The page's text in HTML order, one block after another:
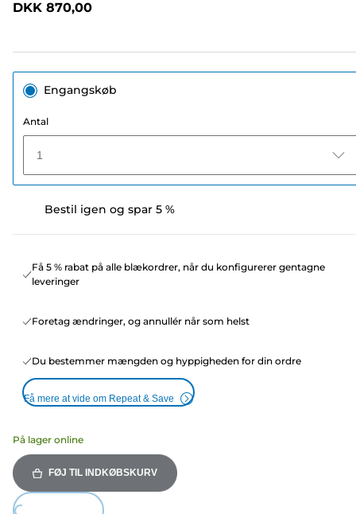
DKK 870,00
Engangskøb
Antal
1
Bestil igen og spar 5 %
Få 5 % rabat på alle blækordrer, når du konfigurerer gentagne
leveringer
Foretag ændringer, og annullér når som helst
Du bestemmer mængden og hyppigheden for din ordre
Få mere at vide om Repeat & Save
På lager online
FØJ TIL INDKØBSKURV